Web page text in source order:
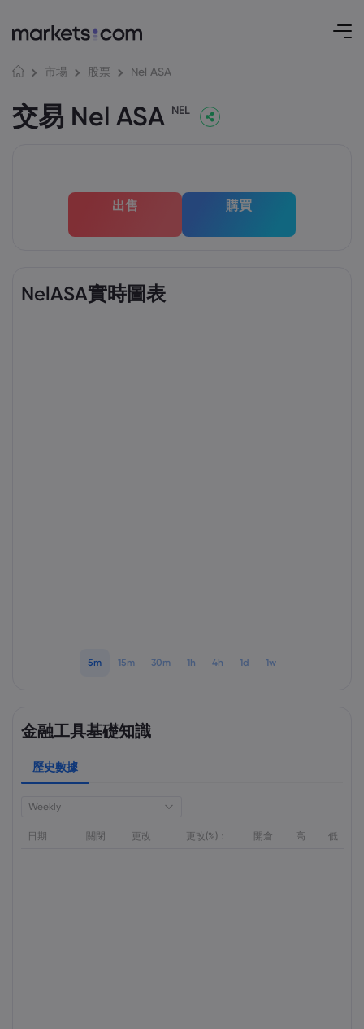
市場 股票 Nel ASA
交易 Nel ASA NEL
出售 購買
NelASA實時圖表
5m 15m 30m 1h 4h 1d 1w
金融工具基礎知識
歷史數據
Weekly
日期 關閉 更改 更改(%)： 開倉 高 低